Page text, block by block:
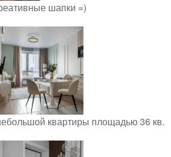
шапки =)
квартиры площадью 36 кв.